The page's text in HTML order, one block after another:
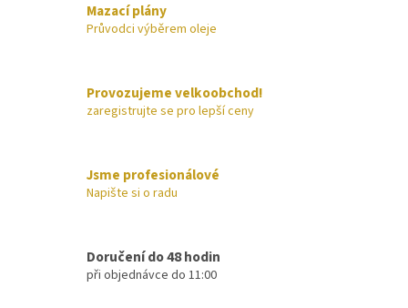
Mazací plány
Průvodci výběrem oleje
Provozujeme velkoobchod!
zaregistrujte se pro lepší ceny
Jsme profesionálové
Napište si o radu
Doručení do 48 hodin
při objednávce do 11:00